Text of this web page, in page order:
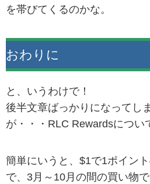
を帯びてくるのかな。
おわりに
と、いうわけで！
後半文章ばっかりになってし
が・・・RLC Rewardsについ
簡単にいうと、$1で1ポイン
で、3月～10月の間の買い物